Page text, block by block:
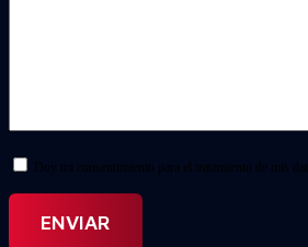
Doy mi consentimiento para el tratamiento de mis